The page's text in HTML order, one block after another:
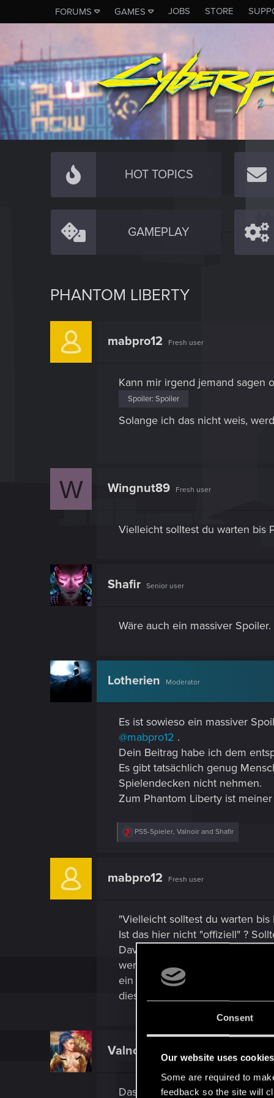
Consent
Our website uses cookies
Some are required to
feedback so the site will
FORUMS GAMES JOBS STORE
HOT TOPICS
GAMEPLAY
PHANTOM LIBERTY
mabpro12 Fresh user
Kann mir irgend jemand sagen
Spoiler: Spoiler
Solange ich das nicht weis,
W Wingnut89 Fresh user
Vielleicht solltest du warten bis
Shafir Senior user
Wäre auch ein massiver
Lotherien Moderator
Es ist sowieso ein massiver
@mabpro12 .
Dein Beitrag habe ich dem
Es gibt tatsächlich genug
Spielendecken nicht nehmen.
Zum Phantom Liberty ist
R
i
:
PS5-Spieler, Valnoir and Shafir
mabpro12 Fresh user
"Vielleicht solltest du warten
Ist das hier nicht "offiziell" ?
Davon mal abgesehen, in wie
wenn man es gewinnen und
ein deprimierender interaktiver
dieses phantom liberty nur
Valnoir Wordrunner
Das Cyberpunk Genre ist